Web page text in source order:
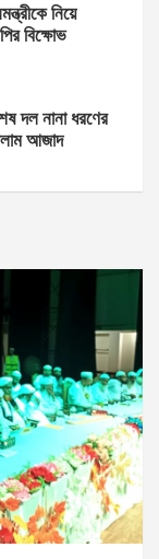
নিয়ে
বিক্ষোভ
দল নানা ধরণের
আজাদ